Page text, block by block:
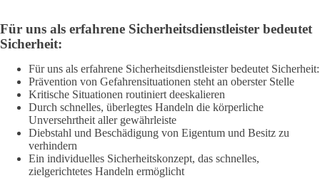
Für uns als erfahrene Sicherheitsdienstleister bedeutet
Sicherheit:
Für uns als erfahrene Sicherheitsdienstleister bedeutet Sicherheit:
Prävention von Gefahrensituationen steht an oberster Stelle
Kritische Situationen routiniert deeskalieren
Durch schnelles, überlegtes Handeln die körperliche
Unversehrtheit aller gewährleiste
Diebstahl und Beschädigung von Eigentum und Besitz zu
verhindern
Ein individuelles Sicherheitskonzept, das schnelles,
zielgerichtetes Handeln ermöglicht